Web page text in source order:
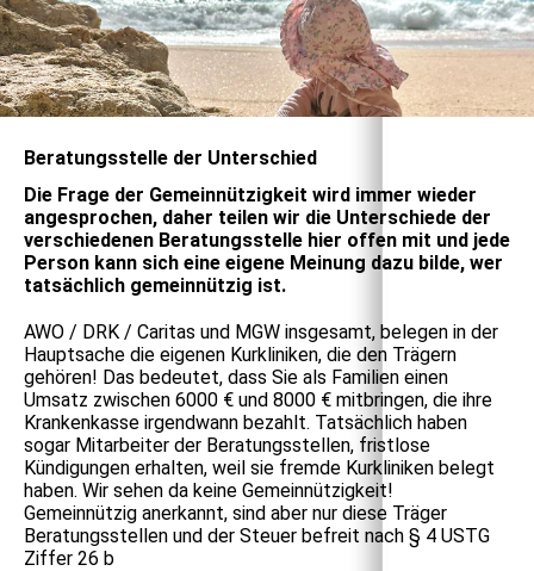
Beratungsstelle der Unterschied
Die Frage der Gemeinnützigkeit wird immer wieder
angesprochen, daher teilen wir die Unterschiede der
verschiedenen Beratungsstelle hier offen mit und jede
Person kann sich eine eigene Meinung dazu bilde, wer
tatsächlich gemeinnützig ist.
AWO / DRK / Caritas und MGW insgesamt, belegen in der
Hauptsache die eigenen Kurkliniken, die den Trägern
gehören! Das bedeutet, dass Sie als Familien einen
Umsatz zwischen 6000 € und 8000 € mitbringen, die ihre
Krankenkasse irgendwann bezahlt. Tatsächlich haben
sogar Mitarbeiter der Beratungsstellen, fristlose
Kündigungen erhalten, weil sie fremde Kurkliniken belegt
haben. Wir sehen da keine Gemeinnützigkeit!
Gemeinnützig anerkannt, sind aber nur diese Träger
Beratungsstellen und der Steuer befreit nach § 4 USTG
Ziffer 26 b